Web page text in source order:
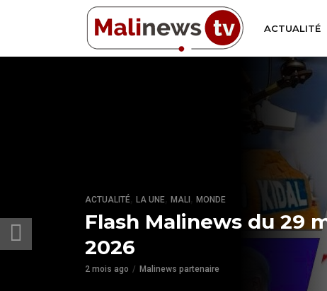
ACTUALITÉ
ACTUALITÉ LA UNE MALI MONDE
Flash Malinews du 29
2026
2 mois ago Malinews partenaire